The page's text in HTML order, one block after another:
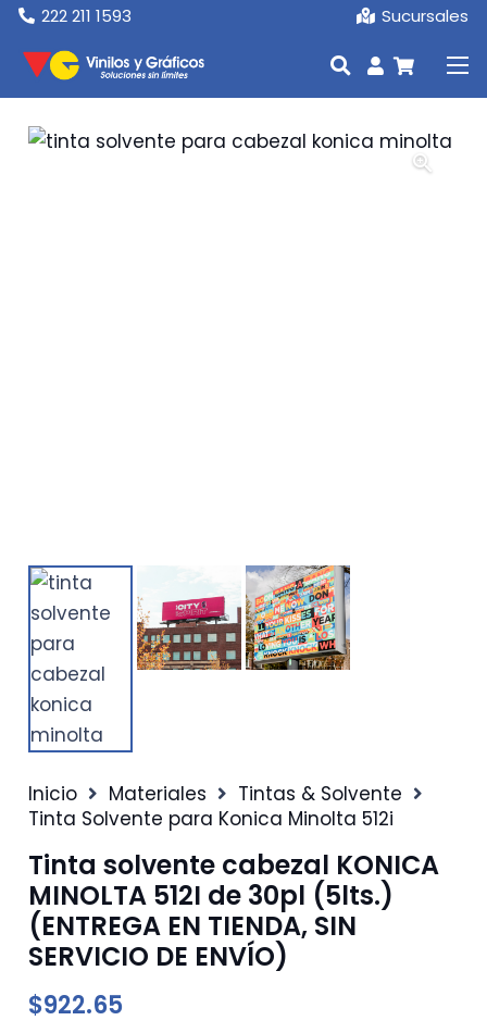
222 211 1593 Sucursales
Inicio Materiales
Tintas & Solvente
Tinta Solvente para Konica Minolta 512i
Tinta solvente cabezal KONICA
MINOLTA 512I de 30pl (5lts.)
(ENTREGA EN TIENDA, SIN
SERVICIO DE ENVÍO)
$922.65